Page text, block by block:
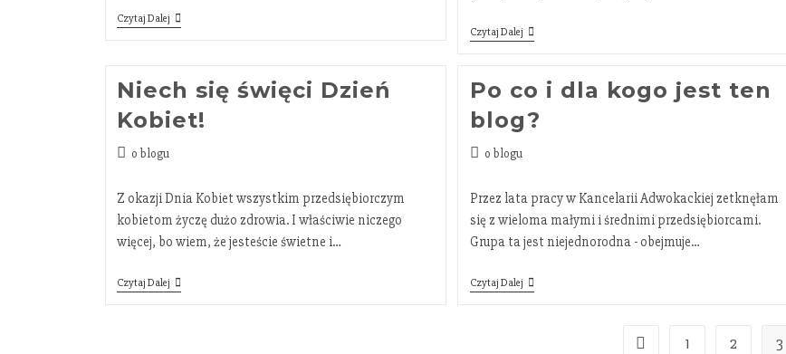
Czytaj Dalej
Czytaj Dalej
Niech się święci Dzień
Kobiet!
o blogu
Z okazji Dnia Kobiet wszystkim przedsiębiorczym
kobietom życzę dużo zdrowia. I właściwie niczego
więcej, bo wiem, że jesteście świetne i…
Czytaj Dalej
Po co i dla kogo jest ten
blog?
o blogu
Przez lata pracy w Kancelarii Adwokackiej zetknęłam
się z wieloma małymi i średnimi przedsiębiorcami.
Grupa ta jest niejednorodna - obejmuje…
Czytaj Dalej
1 2 3